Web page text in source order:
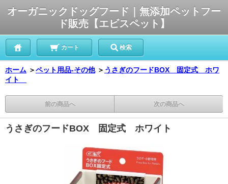
オーガニックドッグフード｜無添加ペットフー
ド販売【エビスペット】
カート 検索
ホーム ＞ペット用品-その他 ＞ うさぎのフードBOX 固定式 ホワ
イト
前の商品へ 次の商品へ
うさぎのフードBOX 固定式 ホワイト